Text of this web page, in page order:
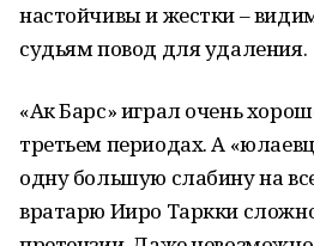
настойчивы и жестки –
судьям повод для удаления.
«Ак Барс» играл очень
третьем периодах. А
одну большую слабину на
вратарю Ииро Таркки